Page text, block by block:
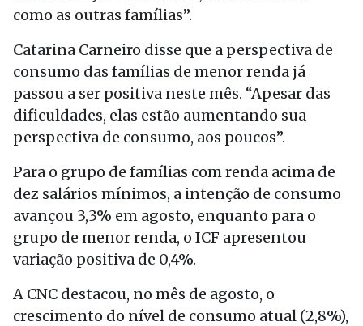
como as outras famílias”.
Catarina Carneiro disse que a perspectiva de
consumo das famílias de menor renda já
passou a ser positiva neste mês. “Apesar das
dificuldades, elas estão aumentando sua
perspectiva de consumo, aos poucos”.
Para o grupo de famílias com renda acima de
dez salários mínimos, a intenção de consumo
avançou 3,3% em agosto, enquanto para o
grupo de menor renda, o ICF apresentou
variação positiva de 0,4%.
A CNC destacou, no mês de agosto, o
crescimento do nível de consumo atual (2,8%),